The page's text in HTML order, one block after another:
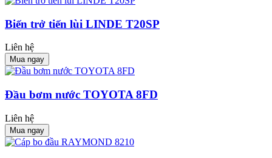
Biến trở tiến lùi LINDE T20SP
Liên hệ
Mua ngay
Đầu bơm nước TOYOTA 8FD
Liên hệ
Mua ngay